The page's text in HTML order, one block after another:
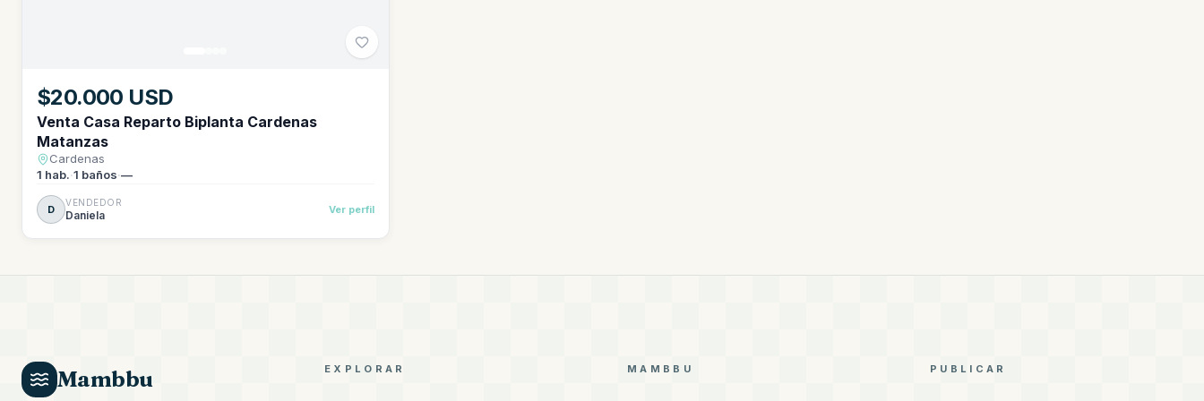
$20.000 USD
Venta Casa Reparto Biplanta Cardenas
Matanzas
Cardenas
1 hab.·1 baños·—
D
VENDEDOR
Daniela Ver perfil
Mambbu EXPLORAR MAMBBU PUBLICAR